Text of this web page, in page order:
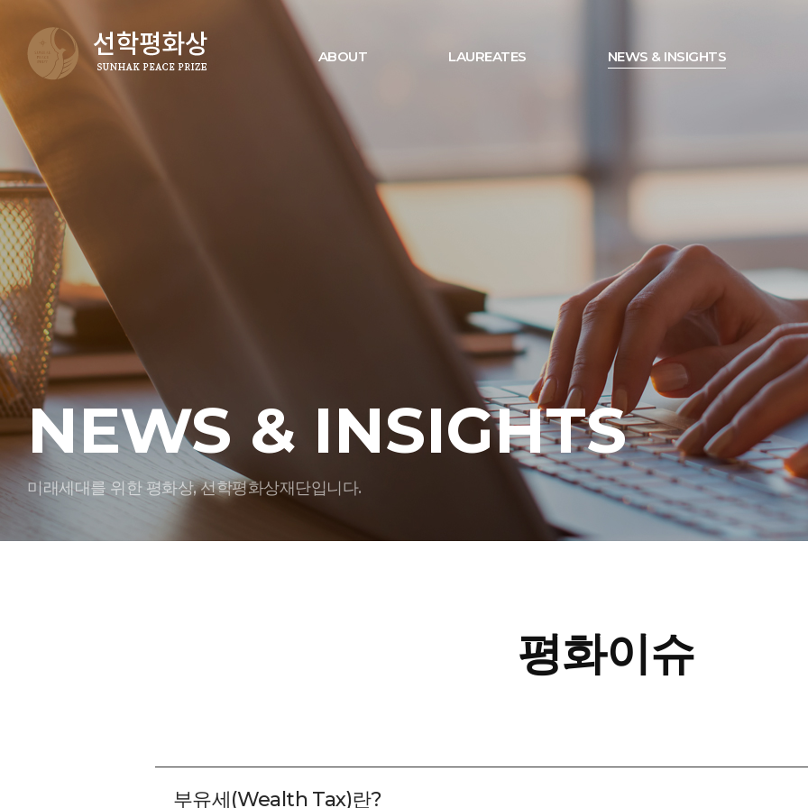
ABOUT LAUREATES NEWS & INSIGHTS
NEWS & INSIGHTS
미래세대를 위한 평화상, 선학평화상재단입니다.
평화이슈
부유세(Wealth Tax)란?